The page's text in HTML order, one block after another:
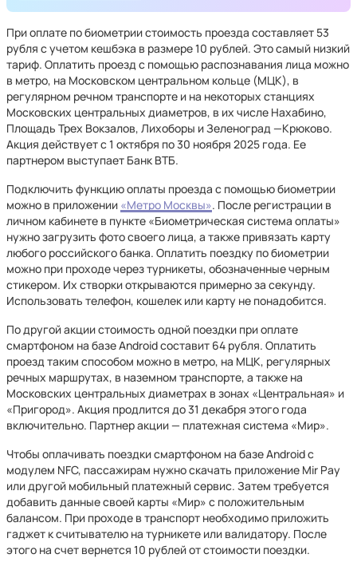
При оплате по биометрии стоимость проезда составляет 53
рубля с учетом кешбэка в размере 10 рублей. Это самый низкий
тариф. Оплатить проезд с помощью распознавания лица можно
в метро, на Московском центральном кольце (МЦК), в
регулярном речном транспорте и на некоторых станциях
Московских центральных диаметров, в их числе Нахабино,
Площадь Трех Вокзалов, Лихоборы и Зеленоград —Крюково.
Акция действует с 1 октября по 30 ноября 2025 года. Ее
партнером выступает Банк ВТБ.
Подключить функцию оплаты проезда с помощью биометрии
можно в приложении «Метро Москвы». После регистрации в
личном кабинете в пункте «Биометрическая система оплаты»
нужно загрузить фото своего лица, а также привязать карту
любого российского банка. Оплатить поездку по биометрии
можно при проходе через турникеты, обозначенные черным
стикером. Их створки открываются примерно за секунду.
Использовать телефон, кошелек или карту не понадобится.
По другой акции стоимость одной поездки при оплате
смартфоном на базе Android составит 64 рубля. Оплатить
проезд таким способом можно в метро, на МЦК, регулярных
речных маршрутах, в наземном транспорте, а также на
Московских центральных диаметрах в зонах «Центральная» и
«Пригород». Акция продлится до 31 декабря этого года
включительно. Партнер акции — платежная система «Мир».
Чтобы оплачивать поездки смартфоном на базе Android с
модулем NFC, пассажирам нужно скачать приложение Mir Pay
или другой мобильный платежный сервис. Затем требуется
добавить данные своей карты «Мир» с положительным
балансом. При проходе в транспорт необходимо приложить
гаджет к считывателю на турникете или валидатору. После
этого на счет вернется 10 рублей от стоимости поездки.